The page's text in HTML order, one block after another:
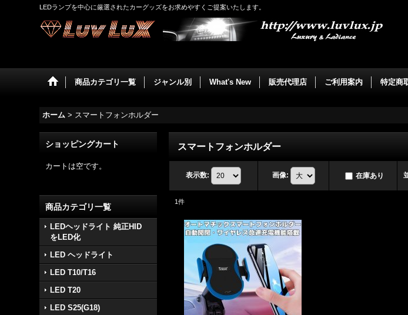
LEDランプを中心に厳選されたカーグッズをお求めやすくご提案いたします。
商品カテゴリ一覧 ジャンル別 What's New 販売代理店 ご利用案内 特定商
ホーム > スマートフォンホルダー
ショッピングカート
カートは空です。
商品カテゴリ一覧
LEDヘッドライト 純正HID
をLED化
LED ヘッドライト
LED T10/T16
LED T20
LED S25(G18)
スマートフォンホルダー
表示数: 画像: 在庫あり
1件